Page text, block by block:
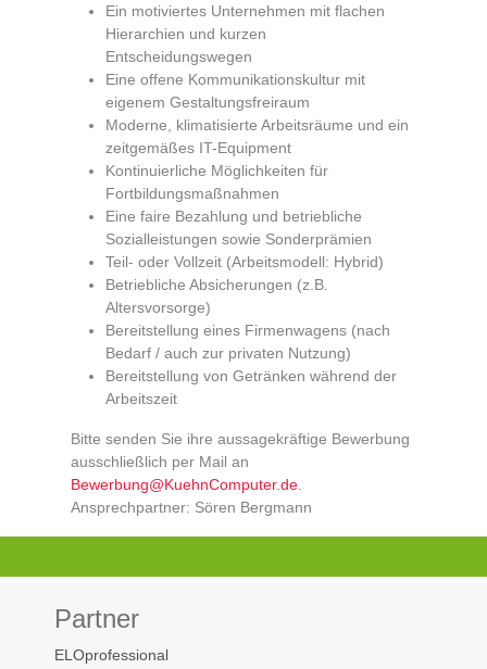
Ein motiviertes Unternehmen mit flachen
Hierarchien und kurzen
Entscheidungswegen
Eine offene Kommunikationskultur mit
eigenem Gestaltungsfreiraum
Moderne, klimatisierte Arbeitsräume und ein
zeitgemäßes IT-Equipment
Kontinuierliche Möglichkeiten für
Fortbildungsmaßnahmen
Eine faire Bezahlung und betriebliche
Sozialleistungen sowie Sonderprämien
Teil- oder Vollzeit (Arbeitsmodell: Hybrid)
Betriebliche Absicherungen (z.B.
Altersvorsorge)
Bereitstellung eines Firmenwagens (nach
Bedarf / auch zur privaten Nutzung)
Bereitstellung von Getränken während der
Arbeitszeit
Bitte senden Sie ihre aussagekräftige Bewerbung
ausschließlich per Mail an
Bewerbung@KuehnComputer.de
Ansprechpartner: Sören Bergmann
Partner
ELOprofessional